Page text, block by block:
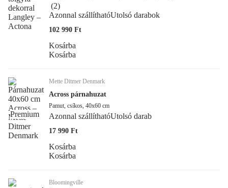
(2)
Azonnal szállíthatóUtolsó darabok
102 990 Ft
Kosárba
Kosárba
Premium
Mette Ditmer Denmark
Across párnahuzat
Pamut, csíkos, 40x60 cm
Azonnal szállíthatóUtolsó darab
17 990 Ft
Kosárba
Kosárba
Bloomingville